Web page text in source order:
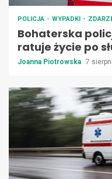
POLICJA WYPADKI
Bohaterska
ratuje życie po
Joanna Piotrowska 7